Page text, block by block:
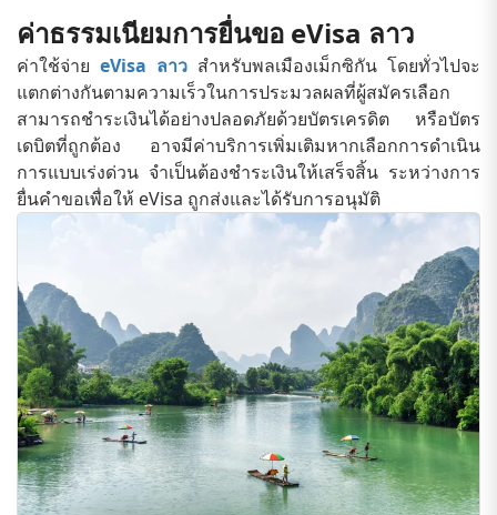
ค่าธรรมเนียมการยื่นขอ eVisa ลาว
ค่าใช้จ่าย eVisa ลาว สำหรับพลเมืองเม็กซิกัน โดยทั่วไปจะ
แตกต่างกันตามความเร็วในการประมวลผลที่ผู้สมัครเลือก
สามารถชำระเงินได้อย่างปลอดภัยด้วยบัตรเครดิต หรือบัตร
เดบิตที่ถูกต้อง อาจมีค่าบริการเพิ่มเติมหากเลือกการดำเนิน
การแบบเร่งด่วน จำเป็นต้องชำระเงินให้เสร็จสิ้น ระหว่างการ
ยื่นคำขอเพื่อให้ eVisa ถูกส่งและได้รับการอนุมัติ